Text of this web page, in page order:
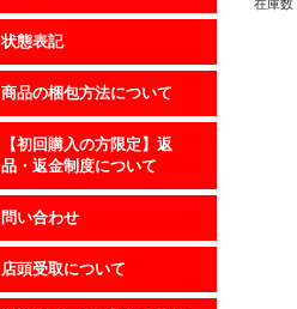
状態表記
商品の梱包方法について
【初回購入の方限定】返
品・返金制度について
問い合わせ
店頭受取について
在庫数